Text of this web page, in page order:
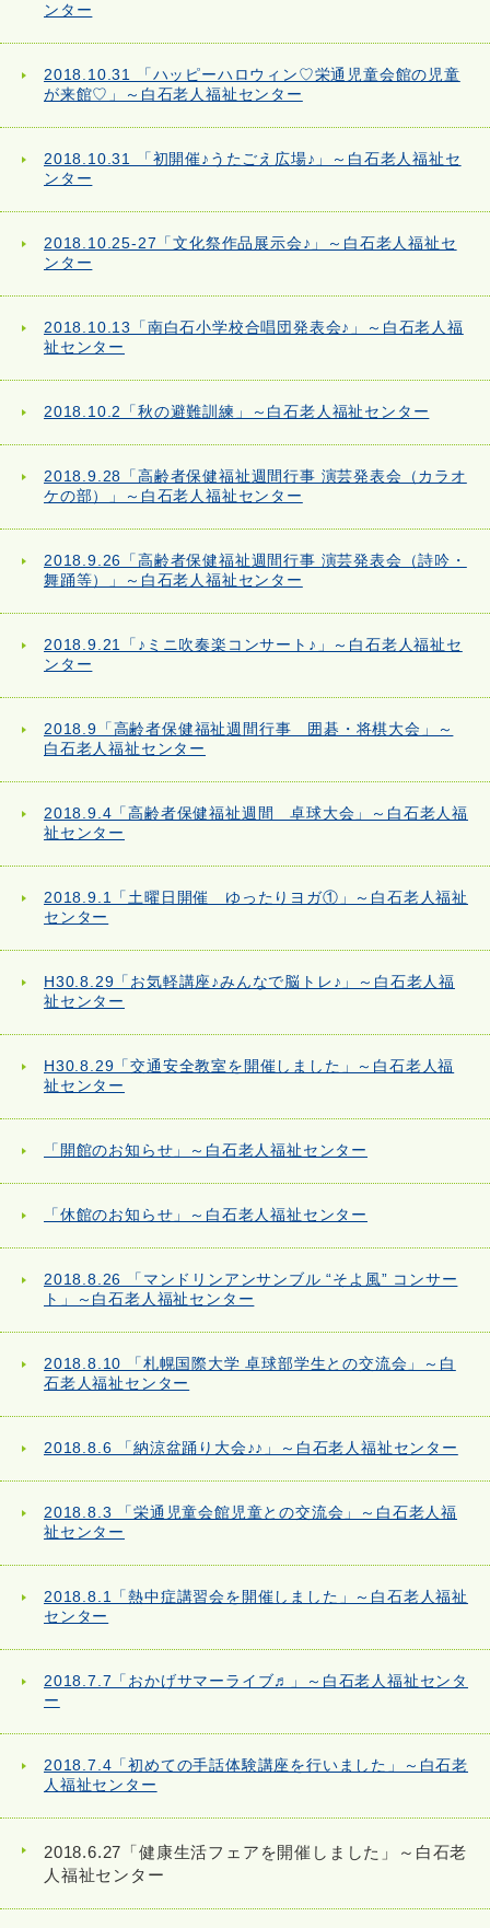
ンター
2018.10.31 「ハッピーハロウィン♡栄通児童会館の児童
が来館♡」～白石老人福祉センター
2018.10.31 「初開催♪うたごえ広場♪」～白石老人福祉セ
ンター
2018.10.25-27「文化祭作品展示会♪」～白石老人福祉セ
ンター
2018.10.13「南白石小学校合唱団発表会♪」～白石老人福
祉センター
2018.10.2「秋の避難訓練」～白石老人福祉センター
2018.9.28「高齢者保健福祉週間行事 演芸発表会（カラオ
ケの部）」～白石老人福祉センター
2018.9.26「高齢者保健福祉週間行事 演芸発表会（詩吟・
舞踊等）」～白石老人福祉センター
2018.9.21「♪ミニ吹奏楽コンサート♪」～白石老人福祉セ
ンター
2018.9「高齢者保健福祉週間行事 囲碁・将棋大会」～
白石老人福祉センター
2018.9.4「高齢者保健福祉週間 卓球大会」～白石老人福
祉センター
2018.9.1「土曜日開催 ゆったりヨガ①」～白石老人福祉
センター
H30.8.29「お気軽講座♪みんなで脳トレ♪」～白石老人福
祉センター
H30.8.29「交通安全教室を開催しました」～白石老人福
祉センター
「開館のお知らせ」～白石老人福祉センター
「休館のお知らせ」～白石老人福祉センター
2018.8.26 「マンドリンアンサンブル “そよ風” コンサー
ト」～白石老人福祉センター
2018.8.10 「札幌国際大学 卓球部学生との交流会」～白
石老人福祉センター
2018.8.6 「納涼盆踊り大会♪♪」～白石老人福祉センター
2018.8.3 「栄通児童会館児童との交流会」～白石老人福
祉センター
2018.8.1「熱中症講習会を開催しました」～白石老人福祉
センター
2018.7.7「おかげサマーライブ♬」～白石老人福祉センタ
ー
2018.7.4「初めての手話体験講座を行いました」～白石老
人福祉センター
2018.6.27「健康生活フェアを開催しました」～白石老
人福祉センター